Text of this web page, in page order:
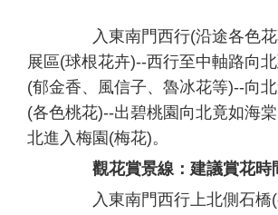
入東南門西行(沿途各色花
展區(球根花卉)--西行至中軸路向
(郁金香、風信子、魯冰花等)--向
(各色桃花)--出碧桃園向北竟如海
北進入梅園(梅花)。
觀花賞景線：建議賞花時
入東南門西行上北側石橋(